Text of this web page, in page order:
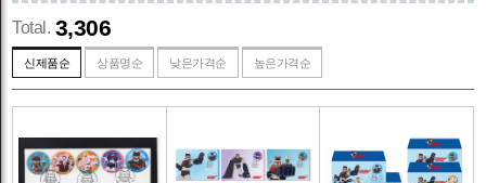
Total. 3,306
신제품순 상품명순 낮은가격순 높은가격순